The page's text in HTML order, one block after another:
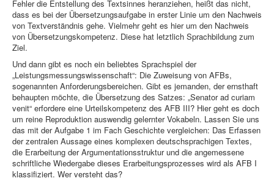
Fehler die Entstellung des Textsinnes heranziehen, heißt das nicht,
dass es bei der Übersetzungsaufgabe in erster Linie um den Nachweis
von Textverständnis gehe. Vielmehr geht es hier um den Nachweis
von Übersetzungskompetenz. Diese hat letztlich Sprachbildung zum
Ziel.
Und dann gibt es noch ein beliebtes Sprachspiel der
„Leistungsmessungswissenschaft“: Die Zuweisung von AFBs,
sogenannten Anforderungsbereichen. Gibt es jemanden, der ernsthaft
behaupten möchte, die Übersetzung des Satzes: „Senator ad curiam
venit“ erfordere eine Urteilskompetenz des AFB III? Hier geht es doch
um reine Reproduktion auswendig gelernter Vokabeln. Lassen Sie uns
das mit der Aufgabe 1 im Fach Geschichte vergleichen: Das Erfassen
der zentralen Aussage eines komplexen deutschsprachigen Textes,
die Erarbeitung der Argumentationsstruktur und die angemessene
schriftliche Wiedergabe dieses Erarbeitungsprozesses wird als AFB I
klassifiziert. Wer versteht das?